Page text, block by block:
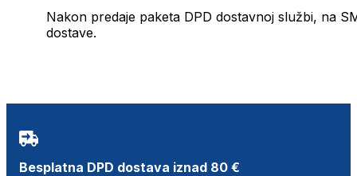
Nakon predaje paketa DPD dostavnoj službi, na
dostave.
Besplatna DPD dostava iznad 80 €